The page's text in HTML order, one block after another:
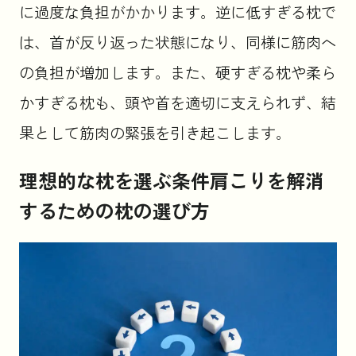
に過度な負担がかかります。逆に低すぎる枕で
は、首が反り返った状態になり、同様に筋肉へ
の負担が増加します。また、硬すぎる枕や柔ら
かすぎる枕も、頭や首を適切に支えられず、結
果として筋肉の緊張を引き起こします。
理想的な枕を選ぶ条件肩こりを解消
するための枕の選び方